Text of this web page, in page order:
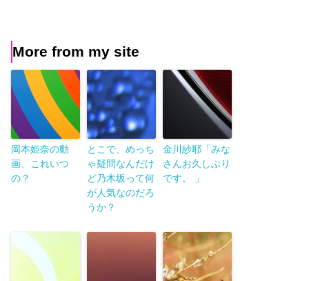
More from my site
岡本姫奈の動
画、これいつ
の？
とこで、めっち
ゃ疑問なんだけ
ど乃木坂って何
が人気なのだろ
うか？
金川紗耶「みな
さんお久しぶり
です。 」